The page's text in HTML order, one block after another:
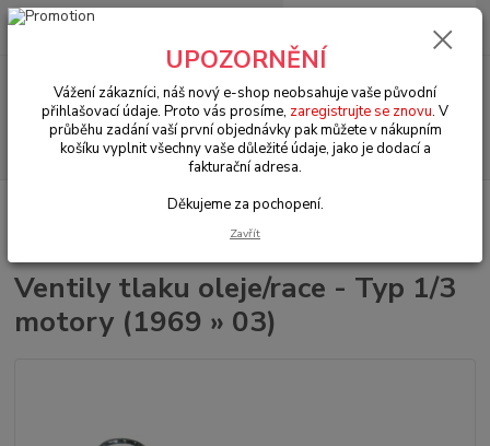
Menu
Hledat
+420 602 330 329
0 Kč
VW Brouk Typ 1 (1938 » 03)
Motory & díly (Engines & parts)
Ventily tlaku oleje/race - Typ 1/3
motory (1969 » 03)
UPOZORNĚNÍ
Vážení zákazníci, náš nový e-shop neobsahuje vaše původní
přihlašovací údaje. Proto vás prosíme, zaregistrujte se znovu. V
průběhu zadání vaší první objednávky pak můžete v nákupním
košíku vyplnit všechny vaše důležité údaje, jako je dodací a
fakturační adresa.
Děkujeme za pochopení.
Zavřít